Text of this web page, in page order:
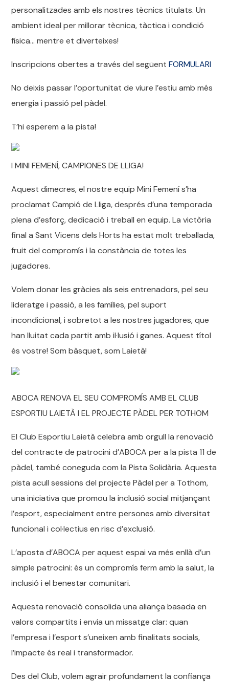
personalitzades amb els nostres tècnics titulats. Un
ambient ideal per millorar tècnica, tàctica i condició
física… mentre et diverteixes!
Inscripcions obertes a través del següentFORMULARI
No deixis passar l’oportunitat de viure l’estiu amb més
energia i passió pel pàdel.
T’hi esperem a la pista!
I MINI FEMENÍ, CAMPIONES DE LLIGA!
Aquest dimecres, el nostre equip Mini Femení s’ha
proclamat Campió de Lliga, després d’una temporada
plena d’esforç, dedicació i treball en equip. La victòria
final a Sant Vicens dels Horts ha estat molt treballada,
fruit del compromís i la constància de totes les
jugadores.
Volem donar les gràcies als seis entrenadors, pel seu
lideratge i passió, a les famílies, pel suport
incondicional, i sobretot a les nostres jugadores, que
han lluitat cada partit amb il·lusió i ganes. Aquest títol
és vostre! Som bàsquet, som Laietà!
ABOCA RENOVA EL SEU COMPROMÍS AMB EL CLUB
ESPORTIU LAIETÀ I EL PROJECTE PÀDEL PER TOTHOM
El Club Esportiu Laietà celebra amb orgull la renovació
del contracte de patrocini d’ABOCA per a la pista 11 de
pàdel, també coneguda com la Pista Solidària. Aquesta
pista acull sessions del projecte Pàdel per a Tothom,
una iniciativa que promou la inclusió social mitjançant
l’esport, especialment entre persones amb diversitat
funcional i col·lectius en risc d’exclusió.
L’aposta d’ABOCA per aquest espai va més enllà d’un
simple patrocini: és un compromís ferm amb la salut, la
inclusió i el benestar comunitari.
Aquesta renovació consolida una aliança basada en
valors compartits i envia un missatge clar: quan
l’empresa i l’esport s’uneixen amb finalitats socials,
l’impacte és real i transformador.
Des del Club, volem agrair profundament la confiança